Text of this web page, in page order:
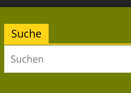
Suche